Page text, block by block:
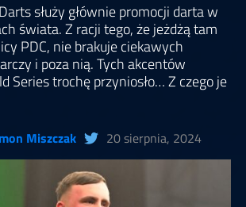
służy głównie promocji darta w
świata. Z racji tego, że jeżdżą tam
PDC, nie brakuje ciekawych
i poza nią. Tych akcentów
Series trochę przyniosło… Z czego je
Miszczak 20 sierpnia, 2024